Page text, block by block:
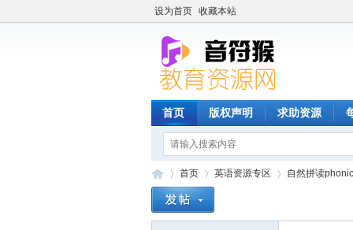
设为首页 收藏本站
首页 版权声明 求助资源
首页 英语资源专区 自然拼读